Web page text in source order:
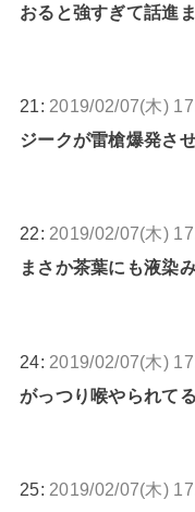
おると強すぎて話進
21: 2019/02/07(木)
ジークが雷槍爆発さ
22: 2019/02/07(木)
まさか茶葉にも液染
24: 2019/02/07(木)
がっつり喉やられて
25: 2019/02/07(木)